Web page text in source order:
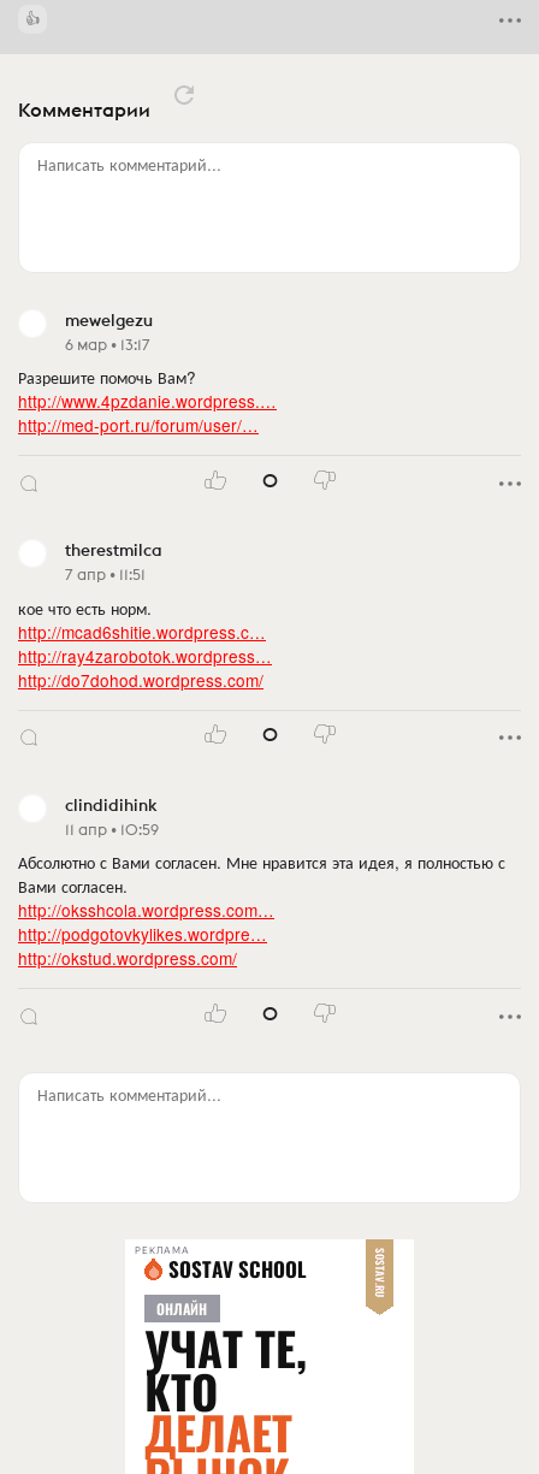
Комментарии
Написать комментарий...
mewelgezu
6 мар • 13:17
Разрешите помочь Вам?
http://www.4pzdanie.wordpress.…
http://med-port.ru/forum/user/…
0
therestmilca
7 апр • 11:51
кое что есть норм.
http://mcad6shitie.wordpress.c…
http://ray4zarobotok.wordpress…
http://do7dohod.wordpress.com/
0
clindidihink
11 апр • 10:59
Абсолютно с Вами согласен. Мне нравится эта идея, я полностью с
Вами согласен.
http://oksshcola.wordpress.com…
http://podgotovkylikes.wordpre…
http://okstud.wordpress.com/
0
Написать комментарий...
РЕКЛАМА